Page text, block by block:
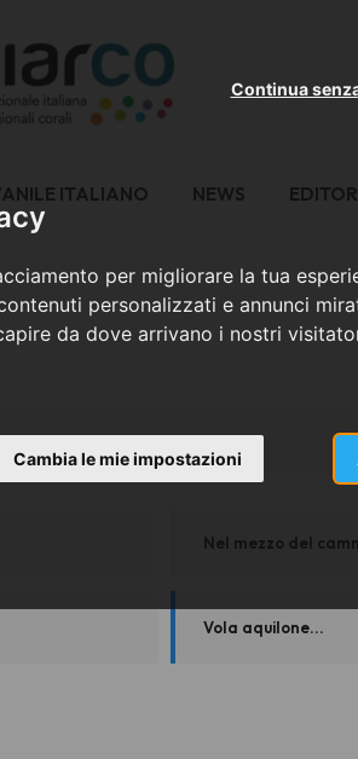
per migliorare la tua
personalizzati e annunci
da dove arrivano i nostri
Continua
Cambia le mie impostazioni
ITALIANO NEWS
Nel mezzo del
Vola aquilone...